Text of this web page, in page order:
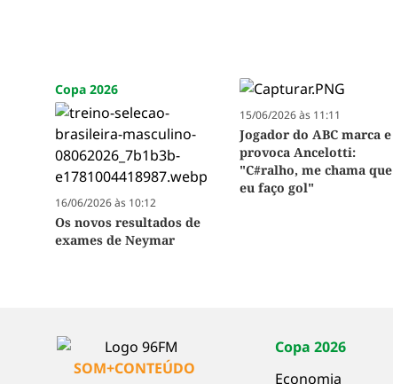
Copa 2026
16/06/2026 às 10:12
Os novos resultados de
exames de Neymar
15/06/2026 às 11:11
Jogador do ABC marca e
provoca Ancelotti:
"C#ralho, me chama que
eu faço gol"
SOM+CONTEÚDO
Copa 2026
Economia